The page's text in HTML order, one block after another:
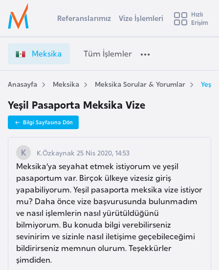
Ülke Seçimi
Başvuru yapmak istediğiniz ülkeyi seçin
Üye
Girişi
e
s
i
k
V
i
z
e
İ
ş
l
e
m
l
e
r
i
e
t
Referanslarımız Vize İşlemleri
Hızlı
Erişim
Meksika Tüm İşlemler
Anasayfa Meksika Meksika Sorular & Yorumlar Yeşil
Yeşil Pasaporta Meksika Vize
Bilgi Sayfasına Dön
K.Özkaynak 25 Nis 2020, 14:53
Meksika’ya seyahat etmek istiyorum ve yeşil
pasaportum var. Birçok ülkeye vizesiz giriş
yapabiliyorum. Yeşil pasaporta meksika vize istiyor
mu? Daha önce vize başvurusunda bulunmadım
ve nasıl işlemlerin nasıl yürütüldüğünü
bilmiyorum. Bu konuda bilgi verebilirseniz
sevinirim ve sizinle nasıl iletişime geçebileceğimi
bildirirseniz memnun olurum. Teşekkürler
şimdiden.
s
t
r
a
A
u
s
t
u
r
y
a
A
z